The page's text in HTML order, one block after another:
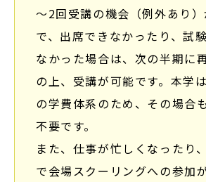
～2回受講の機会（例外あり
で、出席できなかったり、試
なかった場合は、次の半期に
の上、受講が可能です。本学
の学費体系のため、その場合
不要です。
また、仕事が忙しくなったり
で会場スクーリングへの参加